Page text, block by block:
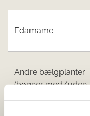
Edamame
Andre bælgplanter
(bønner med/uden